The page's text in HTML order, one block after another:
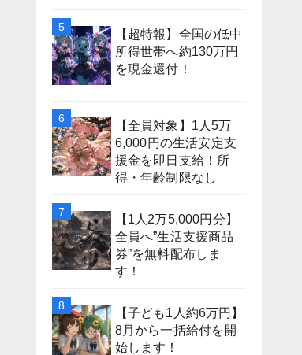
【超特報】全国の低中
所得世帯へ約130万円
を現金還付！
【全員対象】1人5万
6,000円の生活安定支
援金を即日支給！所
得・年齢制限なし
【1人2万5,000円分】
全員へ”生活支援商品
券”を無料配布しま
す！
【子ども1人約6万円】
8月から一括給付を開
始します！